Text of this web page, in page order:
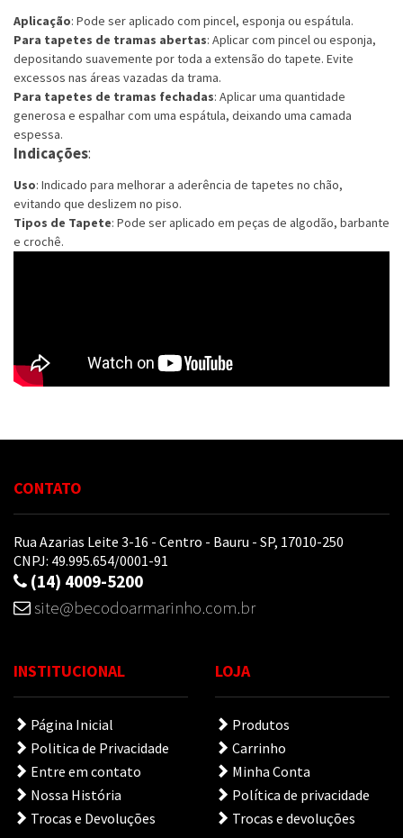
Aplicação: Pode ser aplicado com pincel, esponja ou espátula.
Para tapetes de tramas abertas: Aplicar com pincel ou esponja,
depositando suavemente por toda a extensão do tapete. Evite
excessos nas áreas vazadas da trama.
Para tapetes de tramas fechadas: Aplicar uma quantidade
generosa e espalhar com uma espátula, deixando uma camada
espessa.
Indicações:
Uso: Indicado para melhorar a aderência de tapetes no chão,
evitando que deslizem no piso.
Tipos de Tapete: Pode ser aplicado em peças de algodão, barbante
e crochê.
CONTATO
Rua Azarias Leite 3-16 - Centro - Bauru - SP, 17010-250
CNPJ: 49.995.654/0001-91
(14) 4009-5200
site@becodoarmarinho.com.br
INSTITUCIONAL
Página Inicial
Politica de Privacidade
Entre em contato
Nossa História
Trocas e Devoluções
LOJA
Produtos
Carrinho
Minha Conta
Política de privacidade
Trocas e devoluções